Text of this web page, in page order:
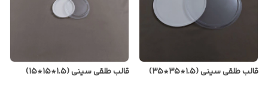
قالب طلقی سینی (1.5*35*35) قالب طلقی سینی (1.5*15*15)